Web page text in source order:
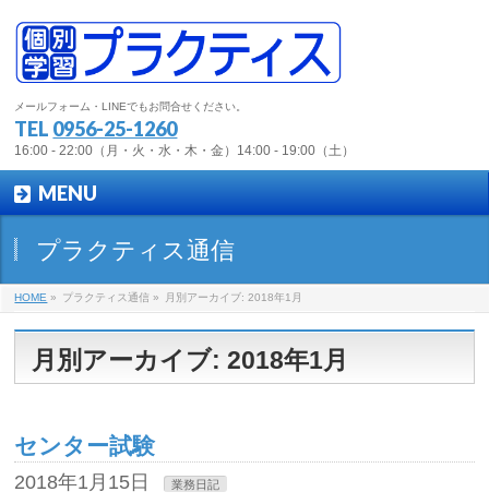
メールフォーム・LINEでもお問合せください。
TEL 0956-25-1260
16:00 - 22:00（月・火・水・木・金）14:00 - 19:00（土）
MENU
プラクティス通信
HOME » プラクティス通信 » 月別アーカイブ: 2018年1月
月別アーカイブ: 2018年1月
センター試験
2018年1月15日 業務日記